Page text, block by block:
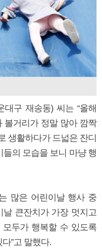
대구 재송동) 씨는 “올해
볼거리가 정말 많아 깜짝
생활하다가 드넓은 잔디
의 모습을 보니 마냥 행
많은 어린이날 행사 중
큰잔치가 가장 멋지고
두가 행복할 수 있도록
”고 말했다.